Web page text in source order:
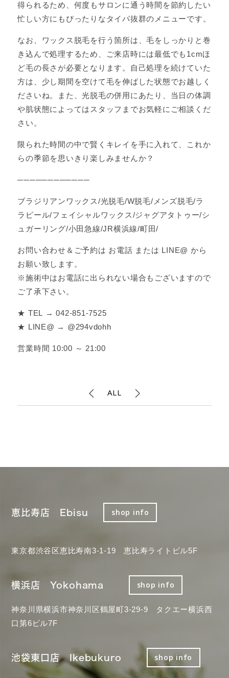
得られるため、何度もサロンに通う時間を節約したい
忙しい方にもぴったりなタイパ抜群のメニューです。
なお、ワックス脱毛を行う箇所は、毛をしっかりと巻
き込んで処理するため、ご来店時には最低でも1cmほ
ど毛の長さが必要となります。自己処理を続けていた
方は、少し期間を空けて毛を伸ばした状態でお越しく
ださいね。また、光脱毛の併用にあたり、当日の体調
や肌状態によってはスタッフまでお気軽にご相談くだ
さい。
限られた時間の中で賢くキレイを手に入れて、これか
らの季節を思いきり楽しみませんか？
────────────
ブラジリアンワックス/光脱毛/W脱毛/メンズ脱毛/ラ
ラピール/フェイシャルワックス/ジャグアタトゥー/シ
ュガーリング/小田急線/JR横浜線/町田/
お問い合わせ＆ご予約は お電話 または LINE@ から
お願い致します。
※施術中はお電話に出られない場合もございますので
ご了承下さい。
★ TEL → 042-851-7525
★ LINE@ → @294vdohh
営業時間 10:00 ～ 21:00
ALL
恵比寿店 Ebisu shop info
東京都渋谷区恵比寿南3-1-19 恵比寿ライトビル5F
横浜店 Yokohama shop info
神奈川県横浜市神奈川区鶴屋町3-29-9 タクエー横浜西
口第6ビル7F
池袋東口店 Ikebukuro shop info